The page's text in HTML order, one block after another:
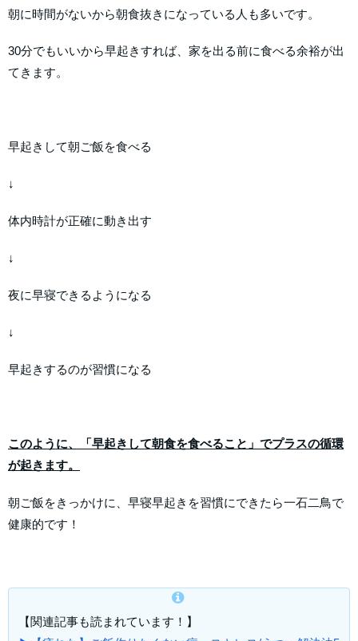
朝に時間がないから朝食抜きになっている人も多いです。
30分でもいいから早起きすれば、家を出る前に食べる余裕が出
てきます。
早起きして朝ご飯を食べる
↓
体内時計が正確に動き出す
↓
夜に早寝できるようになる
↓
早起きするのが習慣になる
このように、「早起きして朝食を食べること」でプラスの循環
が起きます。
朝ご飯をきっかけに、早寝早起きを習慣にできたら一石二鳥で
健康的です！
【関連記事も読まれています！】